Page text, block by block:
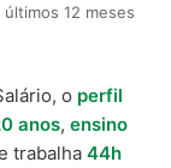
12 meses
o perfil
anos, ensino
trabalha 44h